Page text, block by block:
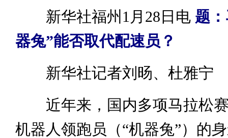
新华社福州1月28日电 题
器兔”能否取代配速员？
新华社记者刘旸、杜雅宁
近年来，国内多项马拉松赛
机器人领跑员（“机器兔”）的